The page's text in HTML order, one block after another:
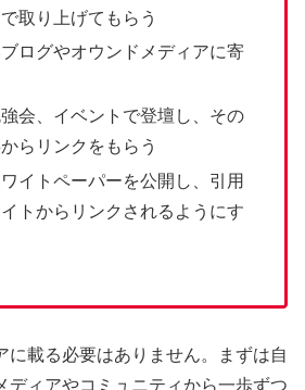
取り上げてもらう
ログやオウンドメディアに寄
会、イベントで登壇し、その
らリンクをもらう
イトペーパーを公開し、引用
トからリンクされるようにす
に載る必要はありません。まずは自
ディアやコミュニティから一歩ずつ